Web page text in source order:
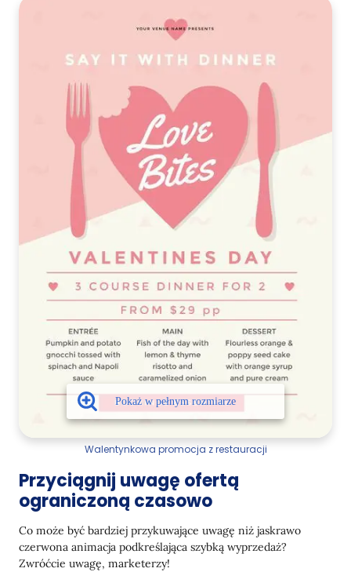
Walentynkowa promocja z restauracji
Przyciągnij uwagę ofertą
ograniczoną czasowo
Co może być bardziej przykuwające uwagę niż jaskrawo
czerwona animacja podkreślająca szybką wyprzedaż?
Zwróćcie uwagę, marketerzy!